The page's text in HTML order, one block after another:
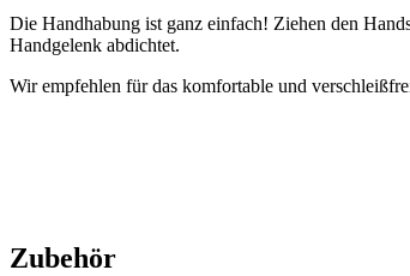
Die Handhabung ist ganz einfach! Ziehen den
Handgelenk abdichtet.
Wir empfehlen für das komfortable und
Zubehör